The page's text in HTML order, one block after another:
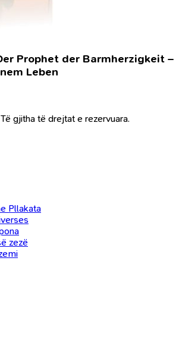
Prophet der Barmherzigkeit –
Leben
gjitha të drejtat e rezervuara.
Pllakata
zezë